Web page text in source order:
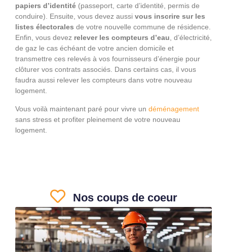
papiers d’identité (passeport, carte d’identité, permis de
conduire). Ensuite, vous devez aussi vous inscrire sur les
listes électorales de votre nouvelle commune de résidence.
Enfin, vous devez relever les compteurs d’eau , d’électricité,
de gaz le cas échéant de votre ancien domicile et
transmettre ces relevés à vos fournisseurs d’énergie pour
clôturer vos contrats associés. Dans certains cas, il vous
faudra aussi relever les compteurs dans votre nouveau
logement.
Vous voilà maintenant paré pour vivre un déménagement
sans stress et profiter pleinement de votre nouveau
logement.
Nos coups de coeur